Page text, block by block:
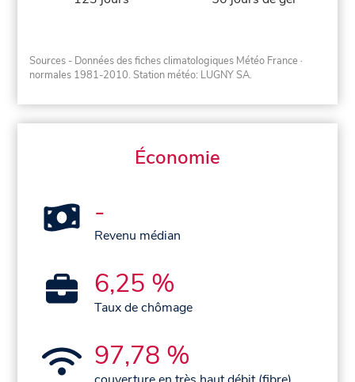
Sources - Données des fiches climatologiques Météo France ·
normales 1981-2010. Station météo: LUGNY SA.
Économie
-
Revenu médian
6,25 %
Taux de chômage
97,78 %